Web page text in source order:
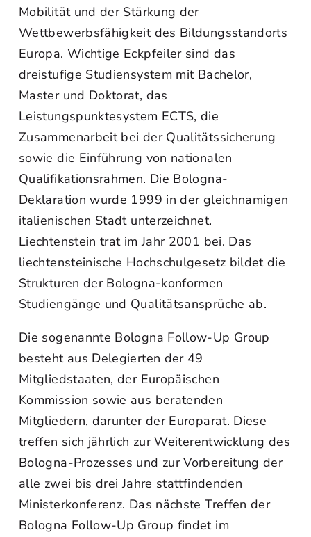
Mobilität und der Stärkung der
Wettbewerbsfähigkeit des Bildungsstandorts
Europa. Wichtige Eckpfeiler sind das
dreistufige Studiensystem mit Bachelor,
Master und Doktorat, das
Leistungspunktesystem ECTS, die
Zusammenarbeit bei der Qualitätssicherung
sowie die Einführung von nationalen
Qualifikationsrahmen. Die Bologna-
Deklaration wurde 1999 in der gleichnamigen
italienischen Stadt unterzeichnet.
Liechtenstein trat im Jahr 2001 bei. Das
liechtensteinische Hochschulgesetz bildet die
Strukturen der Bologna-konformen
Studiengänge und Qualitätsansprüche ab.
Die sogenannte Bologna Follow-Up Group
besteht aus Delegierten der 49
Mitgliedstaaten, der Europäischen
Kommission sowie aus beratenden
Mitgliedern, darunter der Europarat. Diese
treffen sich jährlich zur Weiterentwicklung des
Bologna-Prozesses und zur Vorbereitung der
alle zwei bis drei Jahre stattfindenden
Ministerkonferenz. Das nächste Treffen der
Bologna Follow-Up Group findet im